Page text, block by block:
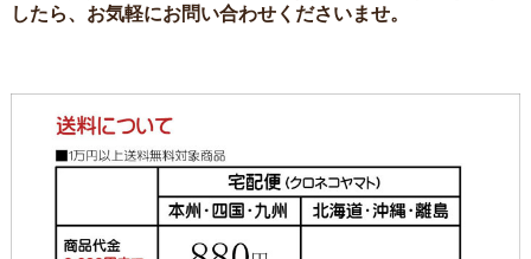
したら、お気軽にお問い合わせくださいませ。